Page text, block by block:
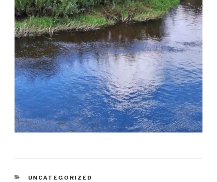
KATEGORIJOS
UNCATEGORIZED